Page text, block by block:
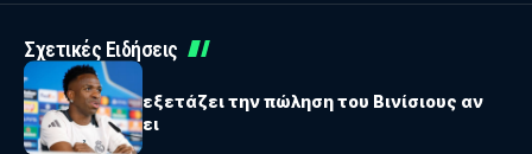
Σχετικές Ειδήσεις
LALIGA
ESPN: Η Ρεάλ εξετάζει την πώληση του Βινίσιους αν
δεν ανανεώσει